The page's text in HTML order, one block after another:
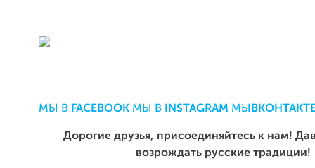
МЫ В FACEBOOK МЫ В INSTAGRAM МЫ
Дорогие друзья, присоединяйтесь к нам!
возрождать русские традиции!